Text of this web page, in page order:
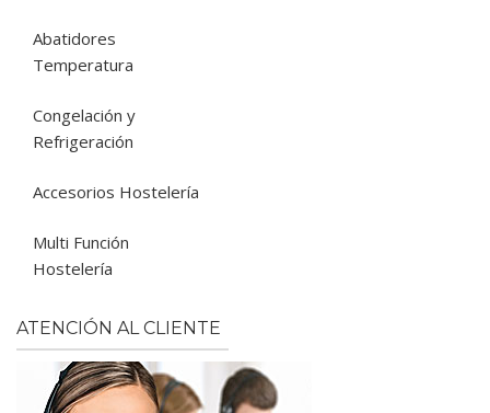
Abatidores
Temperatura
Congelación y
Refrigeración
Accesorios Hostelería
Multi Función
Hostelería
ATENCIÓN AL CLIENTE